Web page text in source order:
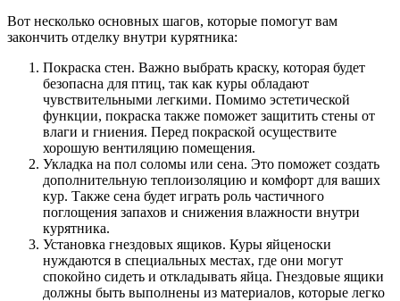
Вот несколько основных шагов, которые помогут вам
закончить отделку внутри курятника:
Покраска стен. Важно выбрать краску, которая будет
безопасна для птиц, так как куры обладают
чувствительными легкими. Помимо эстетической
функции, покраска также поможет защитить стены от
влаги и гниения. Перед покраской осуществите
хорошую вентиляцию помещения.
Укладка на пол соломы или сена. Это поможет создать
дополнительную теплоизоляцию и комфорт для ваших
кур. Также сена будет играть роль частичного
поглощения запахов и снижения влажности внутри
курятника.
Установка гнездовых ящиков. Куры яйценоски
нуждаются в специальных местах, где они могут
спокойно сидеть и откладывать яйца. Гнездовые ящики
должны быть выполнены из материалов, которые легко